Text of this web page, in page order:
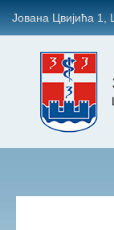
Јована Цвијића 1,